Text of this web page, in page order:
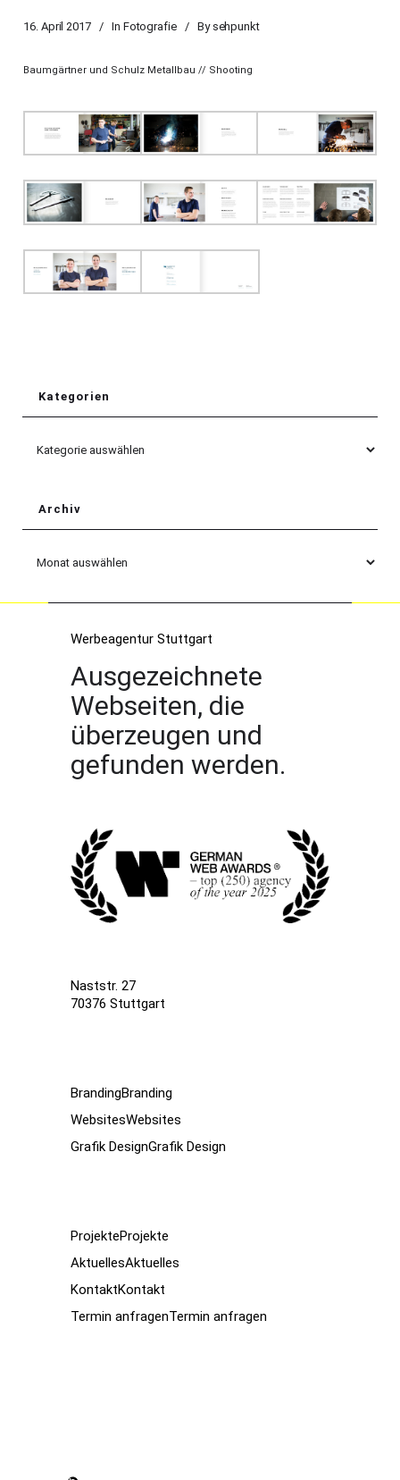
16. April 2017 In Fotografie By sehpunkt
Baumgärtner und Schulz Metallbau // Shooting
Kategorien
Kategorien
Archiv
Archiv
Werbeagentur Stuttgart
Ausgezeichnete
Webseiten, die
überzeugen und
gefunden werden.
Naststr. 27
70376 Stuttgart
BrandingBranding
WebsitesWebsites
Grafik DesignGrafik Design
ProjekteProjekte
AktuellesAktuelles
KontaktKontakt
Termin anfragenTermin anfragen